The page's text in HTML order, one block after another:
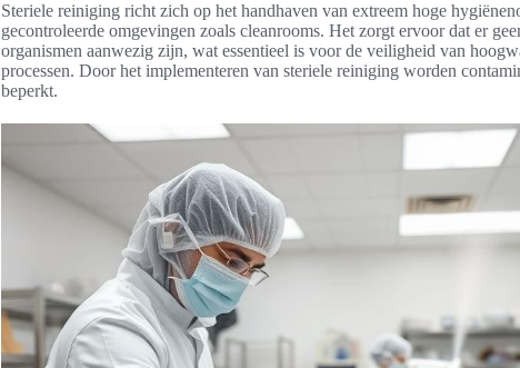
Steriele reiniging richt zich op het handhaven van extreem hoge
gecontroleerde omgevingen zoals cleanrooms. Het zorgt ervoor dat er
organismen aanwezig zijn, wat essentieel is voor de veiligheid van
processen. Door het implementeren van steriele reiniging worden
beperkt.